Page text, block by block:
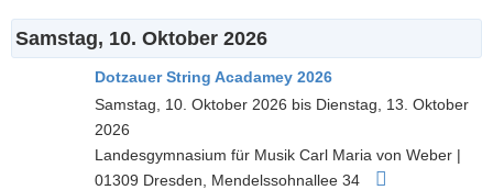
Samstag, 10. Oktober 2026
Dotzauer String Acadamey 2026
Samstag, 10. Oktober 2026 bis Dienstag, 13. Oktober
2026
Landesgymnasium für Musik Carl Maria von Weber |
01309 Dresden
Mendelssohnallee 34